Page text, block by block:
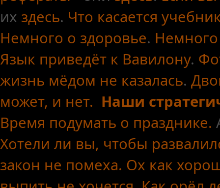
их здесь. Что касается
Немного о здоровье.
Язык приведёт к Вавилону.
жизнь мёдом не казалась.
может, и нет. Наши
Время подумать о празднике.
Хотели ли вы, чтобы
закон не помеха. Ох как